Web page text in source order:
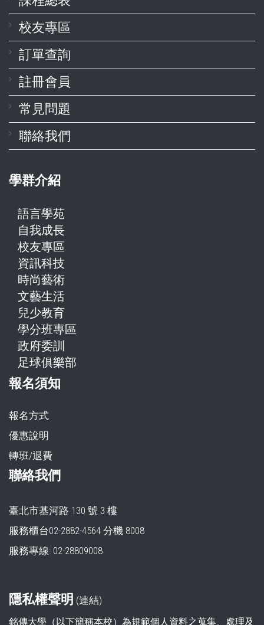
校友專區
訂單查詢
註冊會員
常見問題
聯絡我們
學群介紹
語言學苑
自我成長
校友專區
資訊科技
時尚藝術
文藝生活
兒少教育
學分班專區
政府委訓
足球俱樂部
報名須知
報名方式
優惠說明
轉班/退費
聯絡我們
臺北市基河路 130 號 3 樓
服務櫃台02-2882-4564 分機 8008
服務專線: 02-28809008
隱私權聲明 (連結)
銘傳大學（以下簡稱本校）為規範個人資料之蒐集、處理及